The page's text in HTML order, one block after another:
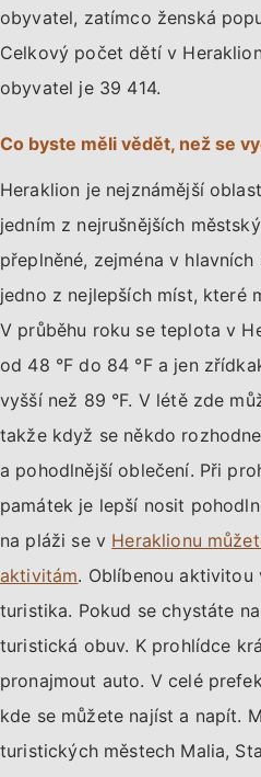
obyvatel, zatímco ženská
Celkový počet dětí v
obyvatel je 39 414.
Co byste měli vědět, než se
Heraklion je nejznámější
jedním z nejrušnějších
přeplněné, zejména v
jedno z nejlepších míst, které
V průběhu roku se teplota v
od 48 °F do 84 °F a jen
vyšší než 89 °F. V létě zde
takže když se někdo
a pohodlnější oblečení. Při
památek je lepší nosit
na pláži se v Heraklionu
aktivitám. Oblíbenou aktivitou
turistika. Pokud se chystáte
turistická obuv. K prohlídce
pronajmout auto. V celé
kde se můžete najíst a napít.
turistických městech Malia,